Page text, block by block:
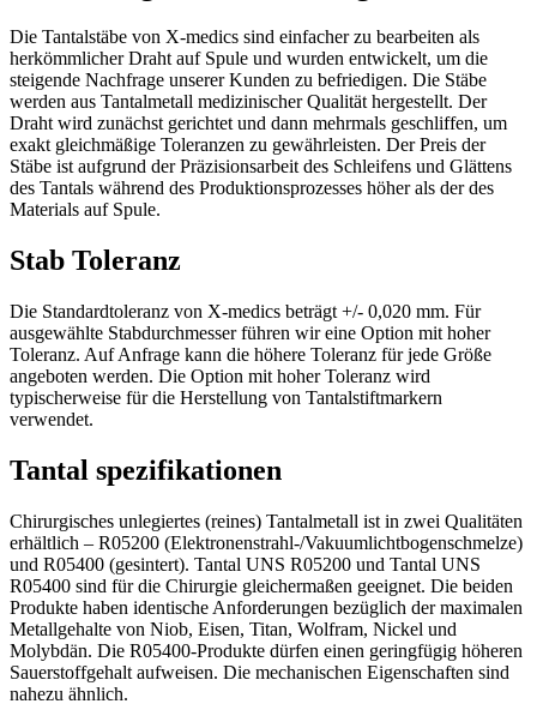
Die Tantalstäbe von X-medics sind einfacher zu bearbeiten als
herkömmlicher Draht auf Spule und wurden entwickelt, um die
steigende Nachfrage unserer Kunden zu befriedigen. Die Stäbe
werden aus Tantalmetall medizinischer Qualität hergestellt. Der
Draht wird zunächst gerichtet und dann mehrmals geschliffen, um
exakt gleichmäßige Toleranzen zu gewährleisten. Der Preis der
Stäbe ist aufgrund der Präzisionsarbeit des Schleifens und Glättens
des Tantals während des Produktionsprozesses höher als der des
Materials auf Spule.
Stab Toleranz
Die Standardtoleranz von X-medics beträgt +/- 0,020 mm. Für
ausgewählte Stabdurchmesser führen wir eine Option mit hoher
Toleranz. Auf Anfrage kann die höhere Toleranz für jede Größe
angeboten werden. Die Option mit hoher Toleranz wird
typischerweise für die Herstellung von Tantalstiftmarkern
verwendet.
Tantal spezifikationen
Chirurgisches unlegiertes (reines) Tantalmetall ist in zwei Qualitäten
erhältlich – R05200 (Elektronenstrahl-/Vakuumlichtbogenschmelze)
und R05400 (gesintert). Tantal UNS R05200 und Tantal UNS
R05400 sind für die Chirurgie gleichermaßen geeignet. Die beiden
Produkte haben identische Anforderungen bezüglich der maximalen
Metallgehalte von Niob, Eisen, Titan, Wolfram, Nickel und
Molybdän. Die R05400-Produkte dürfen einen geringfügig höheren
Sauerstoffgehalt aufweisen. Die mechanischen Eigenschaften sind
nahezu ähnlich.